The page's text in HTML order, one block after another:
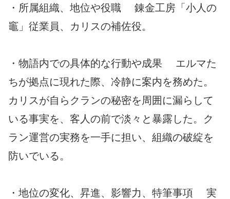
・所属組織、地位や役職 錬金工房「小人の
竈」従業員、カリスの補佐役。
・物語内での具体的な行動や成果 エルマた
ちが拠点に現れた際、冷静に案内を務めた。
カリスが自らクランの秘密を周囲に漏らして
いる事実を、客人の前で淡々と暴露した。ク
ラン運営の実務を一手に担い、組織の破綻を
防いでいる。
・地位の変化、昇進、影響力、特筆事項 実